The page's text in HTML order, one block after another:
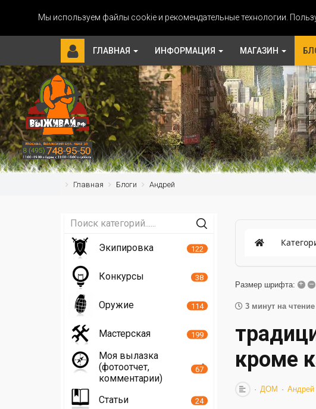
Мы используем файлы cookie и рекомендательные технологии.
ГЛАВНАЯ ИНФОРМАЦИЯ МАГАЗИН
Главная Блоги Андрей
Размер шрифта: + –
3 минут на чтение
кроме
ДОМ Андрей
Экипировка 122
Конкурсы 38
Оружие 114
Мастерская 199
Моя вылазка
(фотоотчет,
комментарии)
67
Статьи 24